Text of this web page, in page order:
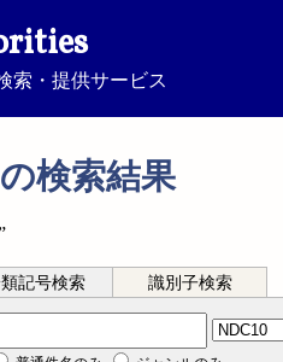
索・提供サービス
検索結果
記号検索 識別子検索